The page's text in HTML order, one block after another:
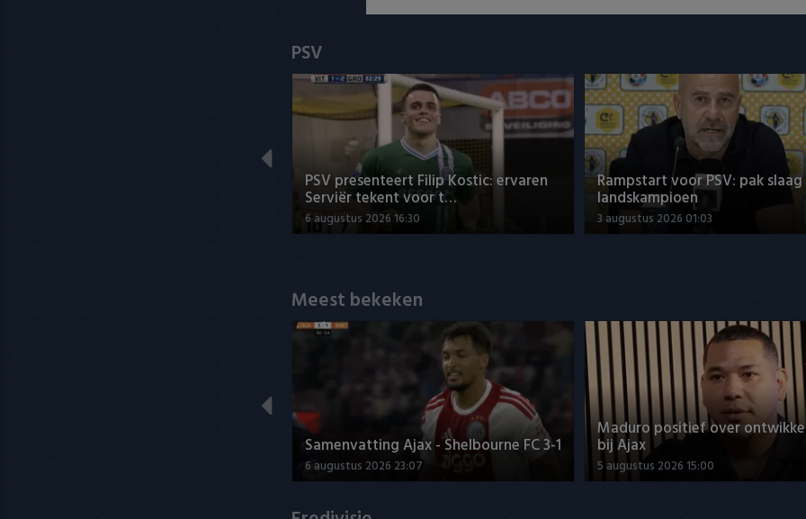
PSV
PSV presenteert Filip Kostic: ervaren
Serviër tekent voor t…
6 augustus 2026 16:30
Rampstart voor PSV: pak
landskampioen
3 augustus 2026 01:03
Meest bekeken
Samenvatting Ajax - Shelbourne FC 3-1
6 augustus 2026 23:07
Maduro positief over
bij Ajax
5 augustus 2026 15:00